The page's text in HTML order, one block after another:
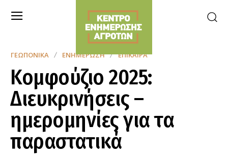
ΓΕΩΠΟΝΙΚΆ ΕΝΗΜΈΡΩΣΗ ΕΠΊΚΑΙΡΑ
Κομφούζιο 2025:
Διευκρινήσεις –
ημερομηνίες για τα
παραστατικά